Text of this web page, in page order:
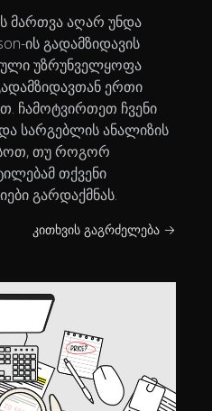
მართვა აღარ უნდა
ის გადამზიდავის
უზრუნველყოფა
ერთი
ჩამოტვირთეთ ჩვენი
სარგებლის ანალიზის
თუ როგორ
თქვენი
გარდაქმნას.
კითხვის გაგრძელება →